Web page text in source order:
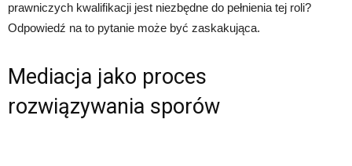
prawniczych kwalifikacji jest niezbędne do pełnienia tej roli?
Odpowiedź na to pytanie może być zaskakująca.
Mediacja jako proces
rozwiązywania sporów